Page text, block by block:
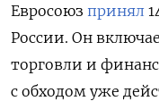
Евросоюз принял
России. Он
торговли и
с обходом уже